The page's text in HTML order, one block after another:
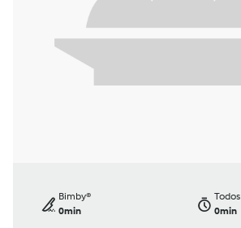
Bimby®
0min
Todos
0min